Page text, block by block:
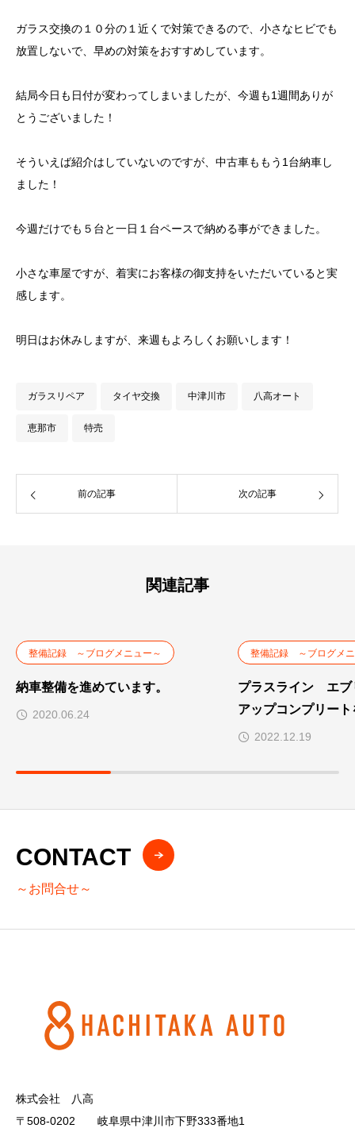
ガラス交換の１０分の１近くで対策できるので、小さなヒビでも
放置しないで、早めの対策をおすすめしています。
結局今日も日付が変わってしまいましたが、今週も1週間ありが
とうございました！
そういえば紹介はしていないのですが、中古車ももう1台納車し
ました！
今週だけでも５台と一日１台ペースで納める事ができました。
小さな車屋ですが、着実にお客様の御支持をいただいていると実
感します。
明日はお休みしますが、来週もよろしくお願いします！
ガラスリペア タイヤ交換 中津川市 八高オート
恵那市 特売
前の記事 次の記事
関連記事
整備記録 ～ブログメニュー～
納車整備を進めています。
2020.06.24
整備記録 ～ブログメ
プラスライン エブ
アップコンプリー
2022.12.19
CONTACT
～お問合せ～
株式会社 八高
〒508-0202 岐阜県中津川市下野333番地1